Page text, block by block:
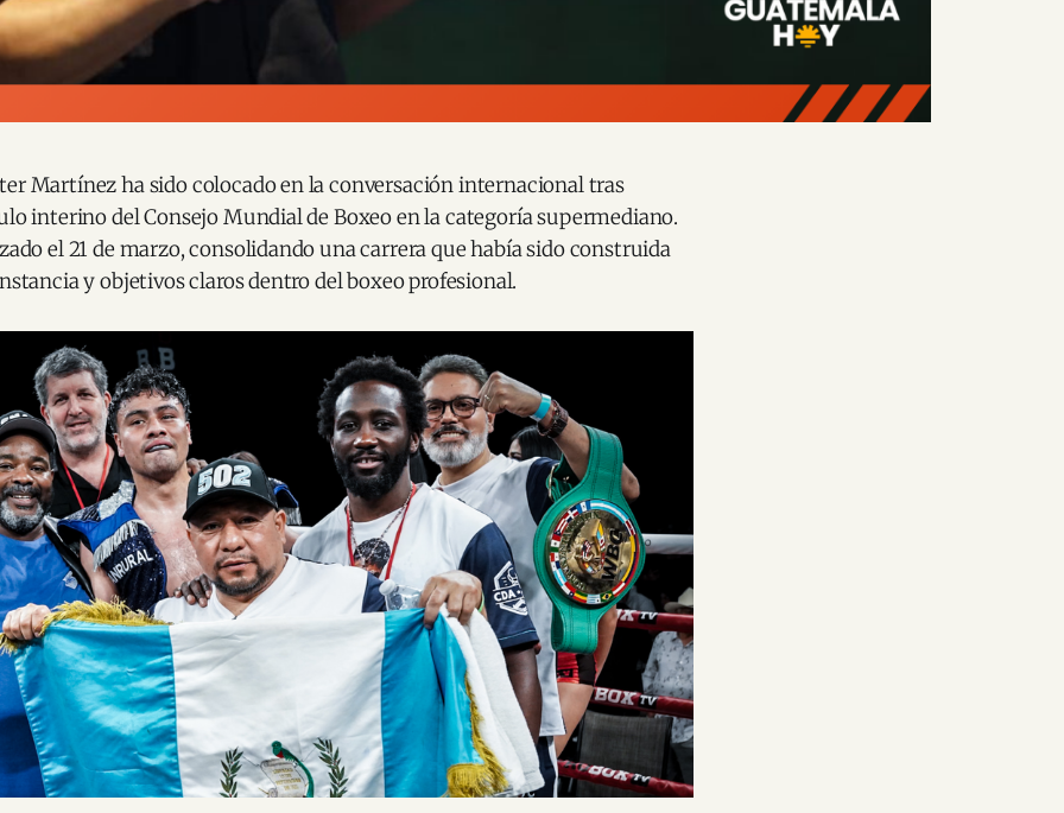
Martínez ha sido colocado en la conversación internacional tras
interino del Consejo Mundial de Boxeo en la categoría supermediano.
el 21 de marzo, consolidando una carrera que había sido construida
y objetivos claros dentro del boxeo profesional.